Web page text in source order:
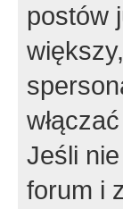
postów
Jeśli
forum i